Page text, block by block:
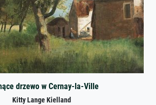
drzewo w Cernay-la-Ville
Kitty Lange Kielland